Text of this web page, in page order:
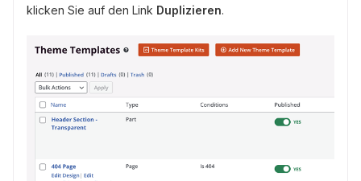
klicken Sie auf den Link Duplizieren.